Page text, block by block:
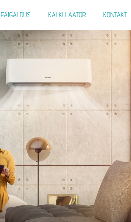
PAIGALDUS KALKULAATOR KONTAKT